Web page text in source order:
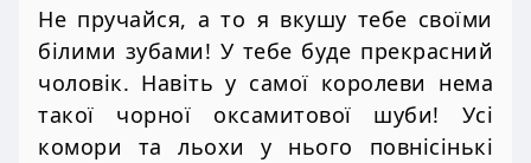
Не пручайся, а то я вкушу тебе своїми
білими зубами! У тебе буде прекрасний
чоловік. Навіть у самої королеви нема
такої чорної оксамитової шуби! Усі
комори та льохи у нього повнісінькі